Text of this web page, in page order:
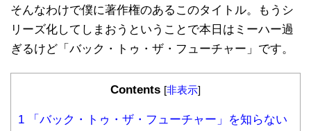
そんなわけで僕に著作権のあるこのタイトル。もうシ
リーズ化してしまおうということで本日はミーハー過
ぎるけど「バック・トゥ・ザ・フューチャー」です。
Contents [非表示]
1 「バック・トゥ・ザ・フューチャー」を知らない